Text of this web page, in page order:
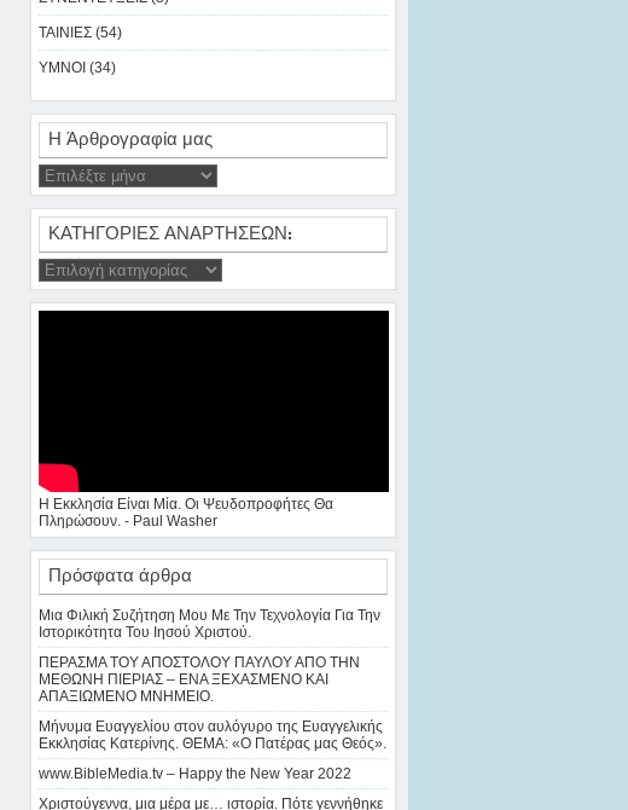
ΤΑΙΝΙΕΣ (54)
ΥΜΝΟΙ (34)
Η Άρθρογραφία μας
ΚΑΤΗΓΟΡΙΕΣ ΑΝΑΡΤΗΣΕΩΝ:
Η Εκκλησία Είναι Μία. Οι Ψευδοπροφήτες Θα
Πληρώσουν. - Paul Washer
Πρόσφατα άρθρα
Μια Φιλική Συζήτηση Μου Με Την Τεχνολογία Για Την
Ιστορικότητα Του Ιησού Χριστού.
ΠΕΡΑΣΜΑ ΤΟΥ ΑΠΟΣΤΟΛΟΥ ΠΑΥΛΟΥ ΑΠΟ ΤΗΝ
ΜΕΘΩΝΗ ΠΙΕΡΙΑΣ – ΕΝΑ ΞΕΧΑΣΜΕΝΟ ΚΑΙ
ΑΠΑΞΙΩΜΕΝΟ ΜΝΗΜΕΙΟ.
Μήνυμα Ευαγγελίου στον αυλόγυρο της Ευαγγελικής
Εκκλησίας Κατερίνης. ΘΕΜΑ: «Ο Πατέρας μας Θεός».
www.BibleMedia.tv – Happy the New Year 2022
Χριστούγεννα, μια μέρα με… ιστορία. Πότε γεννήθηκε